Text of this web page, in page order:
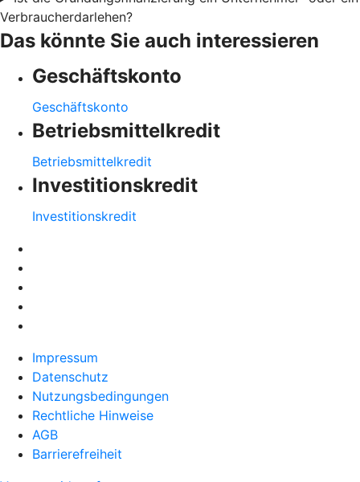
Verbraucherdarlehen?
Das könnte Sie auch interessieren
Geschäftskonto
Geschäftskonto
Betriebsmittelkredit
Betriebsmittelkredit
Investitionskredit
Investitionskredit
Impressum
Datenschutz
Nutzungsbedingungen
Rechtliche Hinweise
AGB
Barrierefreiheit